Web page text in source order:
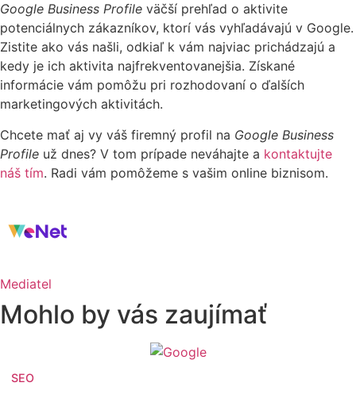
Google Business Profile väčší prehľad o aktivite
potenciálnych zákazníkov, ktorí vás vyhľadávajú v Google.
Zistite ako vás našli, odkiaľ k vám najviac prichádzajú a
kedy je ich aktivita najfrekventovanejšia. Získané
informácie vám pomôžu pri rozhodovaní o ďalších
marketingových aktivitách.
Chcete mať aj vy váš firemný profil na Google Business
Profile už dnes? V tom prípade neváhajte a kontaktujte
náš tím. Radi vám pomôžeme s vašim online biznisom.
Mediatel
Mohlo by vás zaujímať
SEO